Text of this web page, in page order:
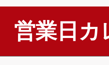
営業日カ